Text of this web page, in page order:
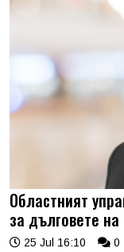
Областният
за дълговете
25 Jul 16:10 0